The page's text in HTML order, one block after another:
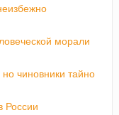
морали
чиновники тайно
России